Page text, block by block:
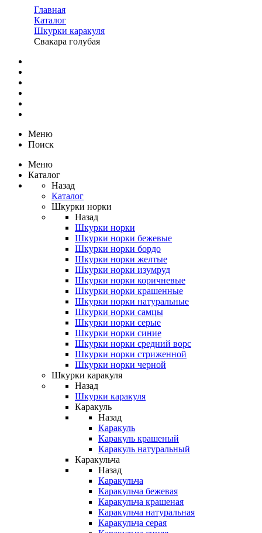
Главная
Каталог
Шкурки каракуля
Свакара голубая
Меню
Поиск
Меню
Каталог
Назад
Каталог
Шкурки норки
Назад
Шкурки норки
Шкурки норки бежевые
Шкурки норки бордо
Шкурки норки желтые
Шкурки норки изумруд
Шкурки норки коричневые
Шкурки норки крашенные
Шкурки норки натуральные
Шкурки норки самцы
Шкурки норки серые
Шкурки норки синие
Шкурки норки средний ворс
Шкурки норки стриженной
Шкурки норки черной
Шкурки каракуля
Назад
Шкурки каракуля
Каракуль
Назад
Каракуль
Каракуль крашеный
Каракуль натуральный
Каракульча
Назад
Каракульча
Каракульча бежевая
Каракульча крашеная
Каракульча натуральная
Каракульча серая